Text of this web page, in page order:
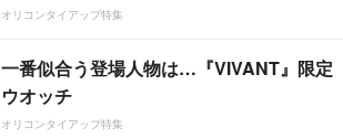
オリコンタイアップ特集
一番似合う登場人物は…『VIVANT』限定
ウオッチ
オリコンタイアップ特集